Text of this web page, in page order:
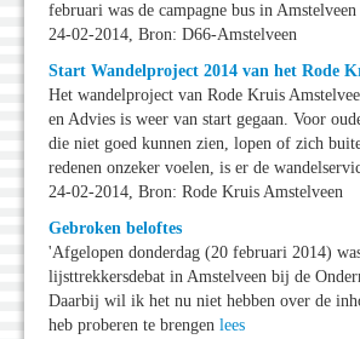
februari was de campagne bus in Amstelveen
24-02-2014, Bron: D66-Amstelveen
Start Wandelproject 2014 van het Rode
Het wandelproject van Rode Kruis
en Advies is weer van start gegaan. Voor
die niet goed kunnen zien, lopen of zich
redenen onzeker voelen, is er de
24-02-2014, Bron: Rode Kruis Amstelveen
Gebroken beloftes
'Afgelopen donderdag (20 februari 2014)
lijsttrekkersdebat in Amstelveen bij de
Daarbij wil ik het nu niet hebben over de
heb proberen te brengen lees